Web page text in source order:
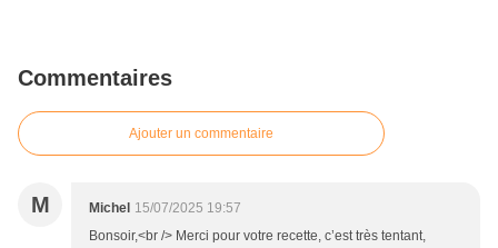
Commentaires
Ajouter un commentaire
M Michel 15/07/2025 19:57
Bonsoir,<br /> Merci pour votre recette, c’est très tentant,